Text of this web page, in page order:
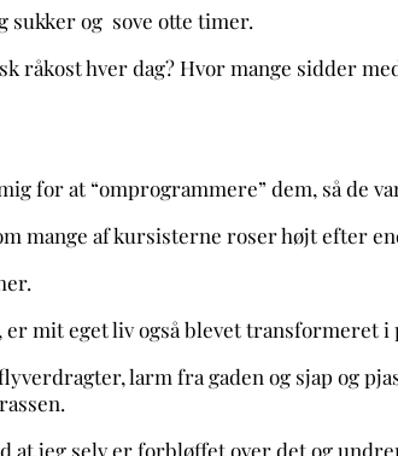
sukker og sove otte timer.
hver dag? Hvor mange sidder
for at “omprogrammere” dem, så de
mange af kursisterne roser højt efter
mit eget liv også blevet transformeret i
larm fra gaden og sjap og
at jeg selv er forbløffet over det og